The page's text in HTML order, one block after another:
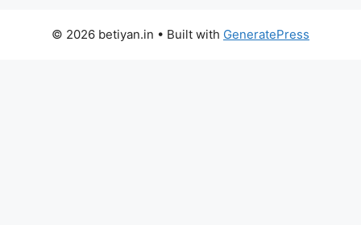
© 2026 betiyan.in • Built with GeneratePress